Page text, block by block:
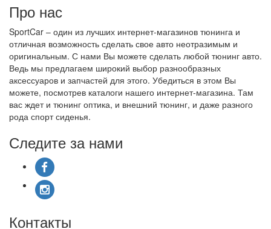
Про нас
SportCar – один из лучших интернет-магазинов тюнинга и
отличная возможность сделать свое авто неотразимым и
оригинальным. С нами Вы можете сделать любой тюнинг авто.
Ведь мы предлагаем широкий выбор разнообразных
аксессуаров и запчастей для этого. Убедиться в этом Вы
можете, посмотрев каталоги нашего интернет-магазина. Там
вас ждет и тюнинг оптика, и внешний тюнинг, и даже разного
рода спорт сиденья.
Следите за нами
Контакты